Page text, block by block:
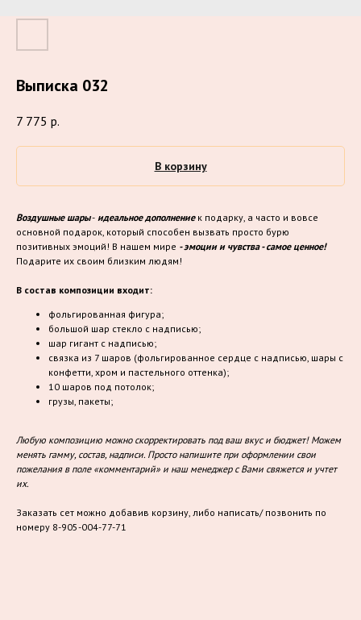
Выписка 032
7 775 р.
В корзину
Воздушные шары- идеальное дополнениек подарку, а часто и вовсе
основной подарок, который способен вызвать просто бурю
позитивных эмоций! В нашем мире - эмоции и чувства - самое ценное!
Подарите их своим близким людям!
В состав композиции входит:
фольгированная фигура;
большой шар стекло с надписью;
шар гигант с надписью;
связка из 7 шаров (фольгированное сердце с надписью, шары с
конфетти, хром и пастельного оттенка);
10 шаров под потолок;
грузы, пакеты;
Любую композицию можно скорректировать под ваш вкус и бюджет! Можем
менять гамму, состав, надписи. Просто напишите при оформлении свои
пожелания в поле «комментарий» и наш менеджер с Вами свяжется и учтет
их.
Заказать сет можно добавив корзину, либо написать/ позвонить по
номеру 8-905-004-77-71